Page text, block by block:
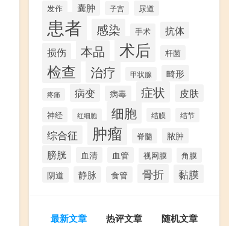
发作 囊肿 子宫 尿道
患者 感染 手术 抗体
损伤 本品 术后 杆菌
检查 治疗 甲状腺 畸形
疼痛 病变 病毒 症状 皮肤
神经 红细胞 细胞 结膜 结节
综合征 肿瘤 脊髓 脓肿
膀胱 血清 血管 视网膜 角膜
阴道 静脉 食管 骨折 黏膜
最新文章 热评文章 随机文章